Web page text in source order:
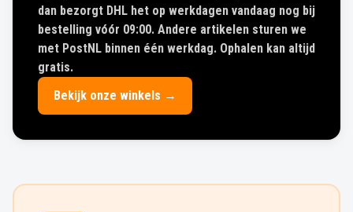
dan bezorgt DHL het op werkdagen vandaag nog bij
bestelling vóór 09:00. Andere artikelen sturen we
met PostNL binnen één werkdag. Ophalen kan altijd
gratis.
Bekijk onze winkels →